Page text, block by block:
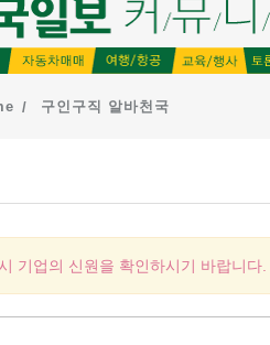
구인구직 알바천국
기업의 신원을 확인하시기 바랍니다.